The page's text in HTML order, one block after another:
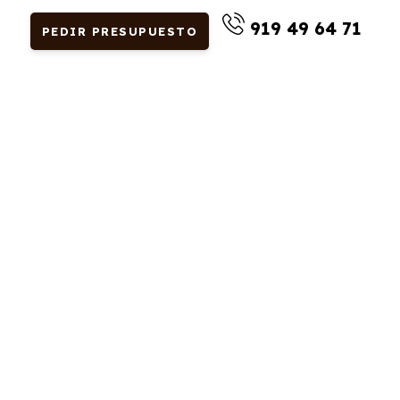
PEDIR PRESUPUESTO 919 49 64 71